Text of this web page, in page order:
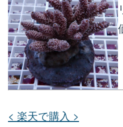
< 楽天で購入 >